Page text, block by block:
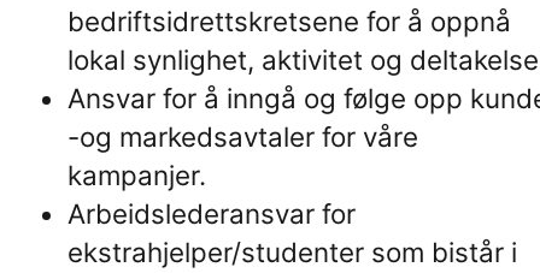
bedriftsidrettskretsene for å oppnå
lokal synlighet, aktivitet og
Ansvar for å inngå og følge opp
-og markedsavtaler for våre
kampanjer.
Arbeidslederansvar for
ekstrahjelper/studenter som bistår i